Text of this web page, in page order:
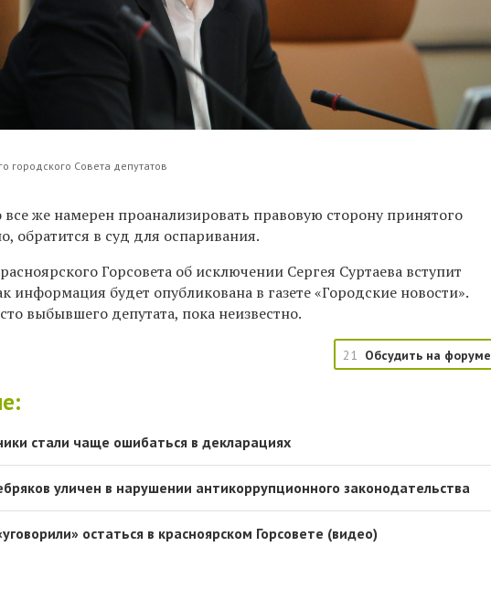
городского Совета депутатов
все же намерен проанализировать правовую сторону принятого
обратится в суд для оспаривания.
Горсовета об исключении Сергея Суртаева вступит
информация будет опубликована в газете «Городские новости».
выбывшего депутата, пока неизвестно.
21 Обсудить на форуме
стали чаще ошибаться в декларациях
уличен в нарушении антикоррупционного законодательства
остаться в красноярском Горсовете (видео)